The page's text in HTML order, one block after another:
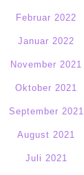
Februar 2022
Januar 2022
November 2021
Oktober 2021
September 2021
August 2021
Juli 2021